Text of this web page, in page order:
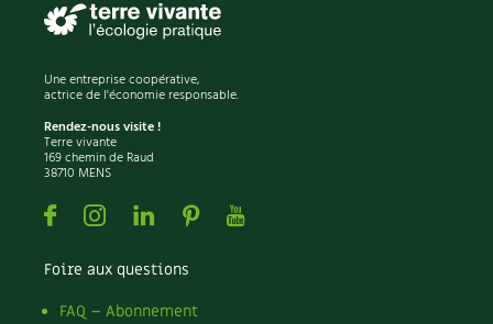
Pesticides
Petits pois
Piment
Pissenlit
Pizza
Plantes
Plantes d'extérieur
Plantes d'intérieur
Plantes médicinales
Plantes sauvages
Plants
Plastique
Une entreprise coopérative,
actrice de l'économie responsable.
Rendez-nous visite !
Terre vivante
169 chemin de Raud
38710 MENS
FacebookInstagramLinkedin
PinterestYoutube
Foire aux questions
FAQ – Abonnement